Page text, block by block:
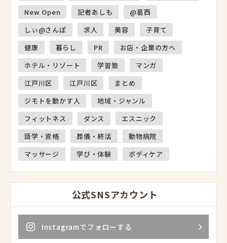
New Open
記者あしも
@葛西
しぃ@さんぽ
求人 美容
子育て
健康
暮らし PR
お店・企業の方へ
ホテル・リゾート
学習塾
マンガ
江戸川区
江戸川区
まとめ
ジモトを動かす人
地域・ジャンル
フィットネス
ダンス
エスニック
語学・資格
葬儀・終活
動物病院
マッサージ
学び・体験 ボディケア
公式SNSアカウント
Instagramでフォローする